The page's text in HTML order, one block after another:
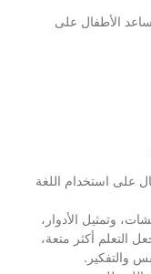
الأطفال على
على استخدام اللغة
وتمثيل الأدوار،
التعلم أكثر متعة،
والتفكير.